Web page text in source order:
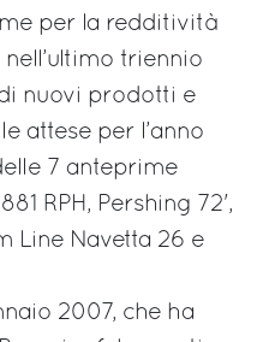
per la redditività
triennio
nuovi prodotti e
attese per l’anno
7 anteprime
RPH, Pershing 72',
Line Navetta 26 e
2007, che ha